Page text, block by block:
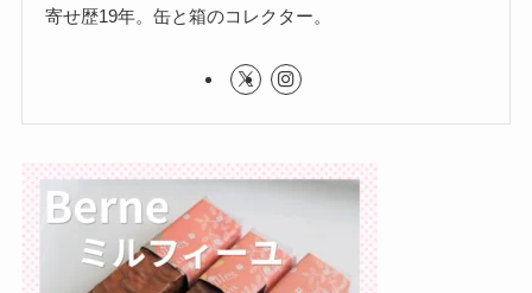
寄せ歴19年。缶と箱のコレクター。